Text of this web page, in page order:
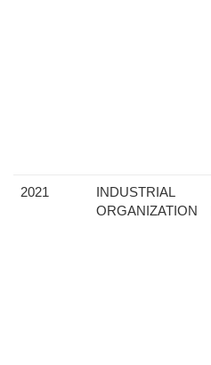
2021
INDUSTRIAL
ORGANIZATION